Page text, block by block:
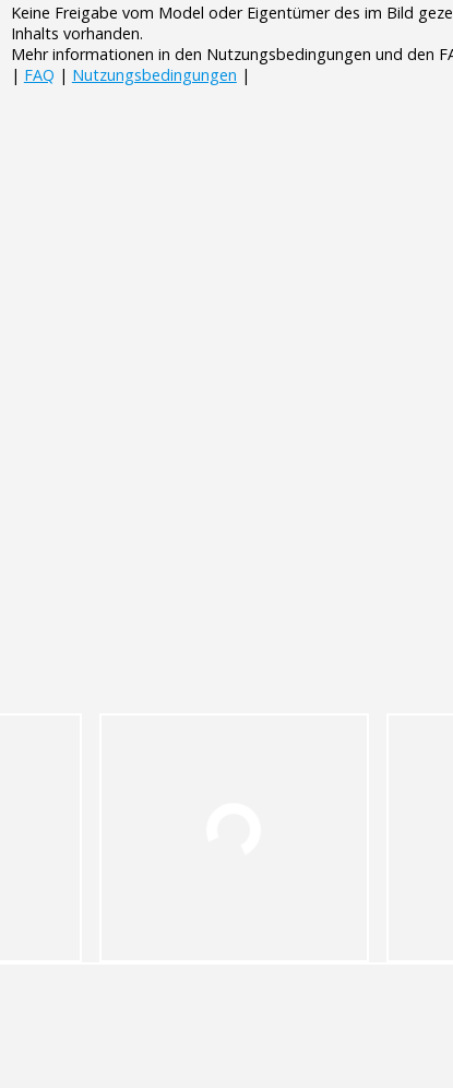
Keine Freigabe vom Model oder Eigentümer des im Bild
Inhalts vorhanden.
Mehr informationen in den Nutzungsbedingungen und den
| FAQ | Nutzungsbedingungen |